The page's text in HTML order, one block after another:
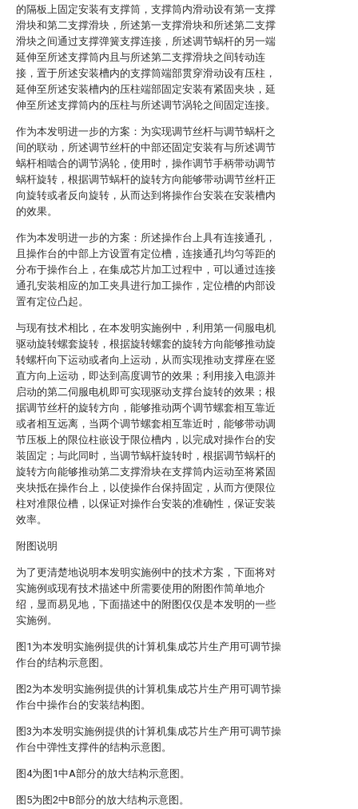
的隔板上固定安装有支撑筒，支撑筒内滑动设有第一支撑
滑块和第二支撑滑块，所述第一支撑滑块和所述第二支撑
滑块之间通过支撑弹簧支撑连接，所述调节蜗杆的另一端
延伸至所述支撑筒内且与所述第二支撑滑块之间转动连
接，置于所述安装槽内的支撑筒端部贯穿滑动设有压柱，
延伸至所述安装槽内的压柱端部固定安装有紧固夹块，延
伸至所述支撑筒内的压柱与所述调节涡轮之间固定连接。
作为本发明进一步的方案：为实现调节丝杆与调节蜗杆之
间的联动，所述调节丝杆的中部还固定安装有与所述调节
蜗杆相啮合的调节涡轮，使用时，操作调节手柄带动调节
蜗杆旋转，根据调节蜗杆的旋转方向能够带动调节丝杆正
向旋转或者反向旋转，从而达到将操作台安装在安装槽内
的效果。
作为本发明进一步的方案：所述操作台上具有连接通孔，
且操作台的中部上方设置有定位槽，连接通孔均匀等距的
分布于操作台上，在集成芯片加工过程中，可以通过连接
通孔安装相应的加工夹具进行加工操作，定位槽的内部设
置有定位凸起。
与现有技术相比，在本发明实施例中，利用第一伺服电机
驱动旋转螺套旋转，根据旋转螺套的旋转方向能够推动旋
转螺杆向下运动或者向上运动，从而实现推动支撑座在竖
直方向上运动，即达到高度调节的效果；利用接入电源并
启动的第二伺服电机即可实现驱动支撑台旋转的效果；根
据调节丝杆的旋转方向，能够推动两个调节螺套相互靠近
或者相互远离，当两个调节螺套相互靠近时，能够带动调
节压板上的限位柱嵌设于限位槽内，以完成对操作台的安
装固定；与此同时，当调节蜗杆旋转时，根据调节蜗杆的
旋转方向能够推动第二支撑滑块在支撑筒内运动至将紧固
夹块抵在操作台上，以使操作台保持固定，从而方便限位
柱对准限位槽，以保证对操作台安装的准确性，保证安装
效率。
附图说明
为了更清楚地说明本发明实施例中的技术方案，下面将对
实施例或现有技术描述中所需要使用的附图作简单地介
绍，显而易见地，下面描述中的附图仅仅是本发明的一些
实施例。
图1为本发明实施例提供的计算机集成芯片生产用可调节操
作台的结构示意图。
图2为本发明实施例提供的计算机集成芯片生产用可调节操
作台中操作台的安装结构图。
图3为本发明实施例提供的计算机集成芯片生产用可调节操
作台中弹性支撑件的结构示意图。
图4为图1中A部分的放大结构示意图。
图5为图2中B部分的放大结构示意图。